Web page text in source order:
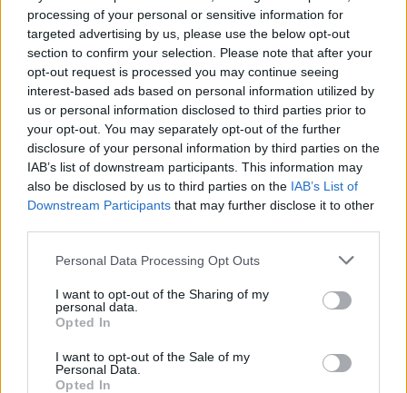
processing of your personal or sensitive information for
targeted advertising by us, please use the below opt-out
section to confirm your selection. Please note that after your
opt-out request is processed you may continue seeing
interest-based ads based on personal information utilized by
us or personal information disclosed to third parties prior to
your opt-out. You may separately opt-out of the further
disclosure of your personal information by third parties on the
IAB’s list of downstream participants. This information may
also be disclosed by us to third parties on the IAB’s List of
Downstream Participants that may further disclose it to other
Personal Data Processing Opt Outs
I want to opt-out of the Sharing of my
personal data.
Opted In
I want to opt-out of the Sale of my
Personal Data.
Opted In
Szent Genovéva, a túlélő Franciaország
jelképe
Minka 12. rész